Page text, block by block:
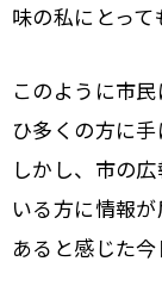
味の私にとって
このように市
ひ多くの方に
しかし、市の
いる方に情報
あると感じた今